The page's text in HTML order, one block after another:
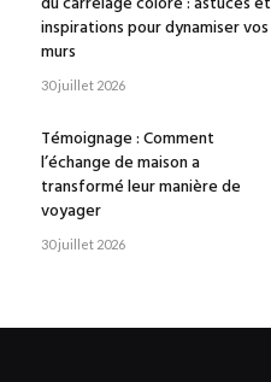
inspirations pour dynamiser vos
murs
30 juillet 2026
Témoignage : Comment
l’échange de maison a
transformé leur manière de
voyager
30 juillet 2026